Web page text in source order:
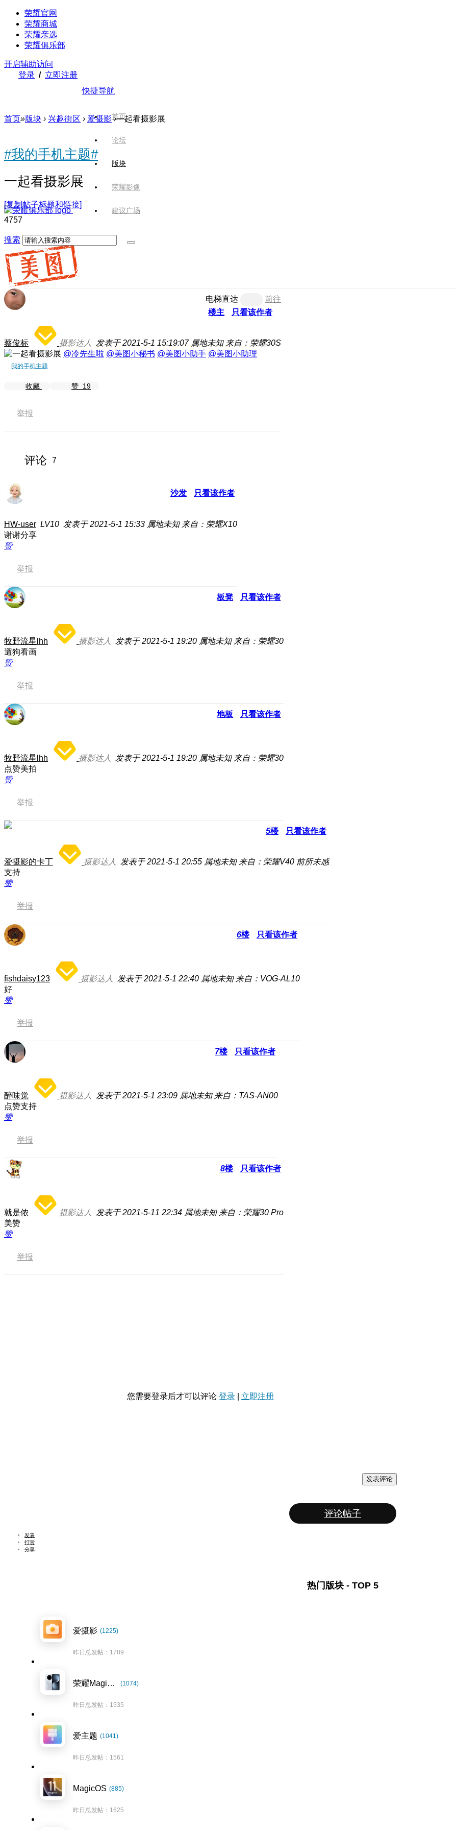
荣耀官网
荣耀商城
荣耀亲选
荣耀俱乐部
开启辅助访问
登录 / 立即注册
快捷导航
首页
论坛
版块
荣耀影像
建议广场
搜索
首页»版块 › 兴趣街区 › 爱摄影 ›一起看摄影展
#我的手机主题#
一起看摄影展
[复制帖子标题和链接]
4757
电梯直达
前往
楼主
只看该作者
蔡俊标 摄影达人 发表于 2021-5-1 15:19:07 属地未知 来自：荣耀30S
@冷先生啦 @美图小秘书 @美图小助手 @美图小助理
我的手机主题
收藏 赞 19
举报
评论 7
沙发 只看该作者
HW-user LV10 发表于 2021-5-1 15:33 属地未知 来自：荣耀X10
谢谢分享
赞
举报
板凳 只看该作者
牧野流星lhh 摄影达人 发表于 2021-5-1 19:20 属地未知 来自：荣耀30
遛狗看画
赞
举报
地板 只看该作者
牧野流星lhh 摄影达人 发表于 2021-5-1 19:20 属地未知 来自：荣耀30
点赞美拍
赞
举报
5楼 只看该作者
爱摄影的卡丁 摄影达人 发表于 2021-5-1 20:55 属地未知 来自：荣耀V40 前所未感
支持
赞
举报
6楼 只看该作者
fishdaisy123 摄影达人 发表于 2021-5-1 22:40 属地未知 来自：VOG-AL10
好
赞
举报
7楼 只看该作者
醉味觉 摄影达人 发表于 2021-5-1 23:09 属地未知 来自：TAS-AN00
点赞支持
赞
举报
8楼 只看该作者
就是侬 摄影达人 发表于 2021-5-11 22:34 属地未知 来自：荣耀30 Pro
美赞
赞
举报
您需要登录后才可以评论 登录 立即注册
发表评论
评论帖子
发表
打赏
分享
热门版块 - TOP 5
爱摄影 (1225)
昨日总发帖：1789
荣耀Magic7系列 (1074)
昨日总发帖：1535
爱主题 (1041)
昨日总发帖：1561
MagicOS (885)
昨日总发帖：1625